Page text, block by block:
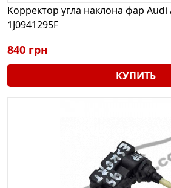
Корректор угла наклона фар Audi
1J0941295F
840 грн
КУПИТЬ